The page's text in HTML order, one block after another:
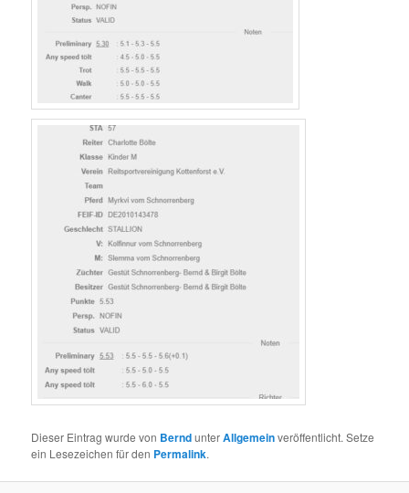
Dieser Eintrag wurde von BerndunterAllgemeinveröffentlicht. Setze
ein Lesezeichen für den Permalink.